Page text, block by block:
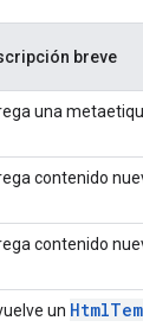
breve
una
contenido
contenido
un Html